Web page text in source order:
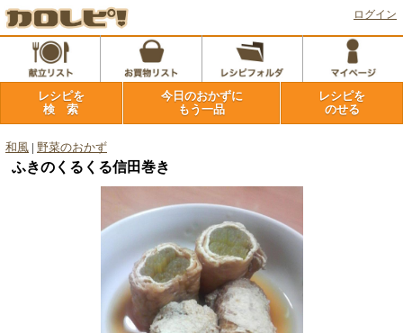
ログイン
レシピを
検 索
今日のおかずに
もう一品
レシピを
のせる
和風 野菜のおかず
ふきのくるくる信田巻き